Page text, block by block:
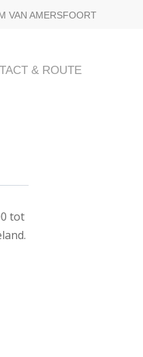
VAN AMERSFOORT
& ROUTE
tot